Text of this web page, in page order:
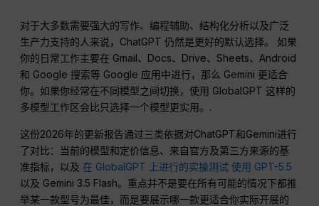
对于大多数需要强大的写作、编程辅助、结构化分析以及广泛
生产力支持的人来说，ChatGPT 仍然是更好的默认选择。 如果
你的日常工作主要在 Gmail、Docs、Drive、Sheets、Android
和 Google 搜索等 Google 应用中进行，那么 Gemini 更适合
你。如果你经常在不同模型之间切换，使用 GlobalGPT 这样的
多模型工作区会比只选择一个模型更实用。.
这份2026年的更新报告通过三类依据对ChatGPT和Gemini进行
了对比：当前的模型和定价信息、来自官方及第三方来源的基
准指标，以及 在 GlobalGPT 上进行的实操测试 使用 GPT-5.5
以及 Gemini 3.5 Flash。重点并不是要在所有可能的情况下都推
举某一款型号为最佳，而是要展示哪一款更适合你实际开展的